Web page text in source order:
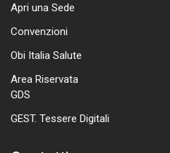
Apri una Sede
Convenzioni
Obi Italia Salute
Area Riservata
GDS
GEST. Tessere Digitali